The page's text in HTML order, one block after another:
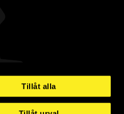
Tillåt alla